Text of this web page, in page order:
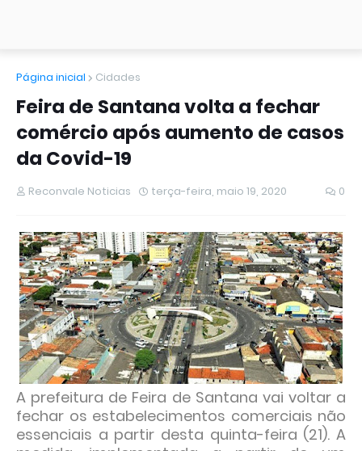
Página inicial Cidades
Feira de Santana volta a fechar
comércio após aumento de casos
da Covid-19
Reconvale Noticias terça-feira, maio 19, 2020 0
A prefeitura de Feira de Santana vai voltar a
fechar os estabelecimentos comerciais não
essenciais a partir desta quinta-feira (21). A